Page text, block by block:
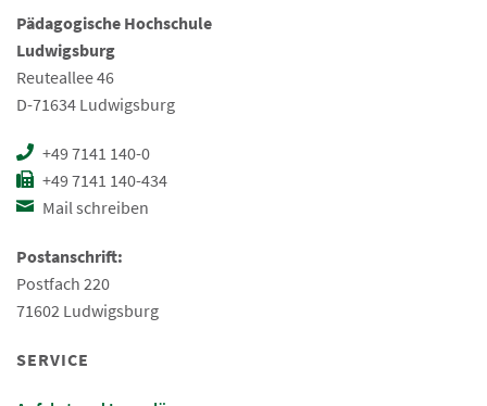
Pädagogische Hochschule
Ludwigsburg
Reuteallee 46
D-71634 Ludwigsburg
+49 7141 140-0
+49 7141 140-434
Mail schreiben
Postanschrift:
Postfach 220
71602 Ludwigsburg
SERVICE